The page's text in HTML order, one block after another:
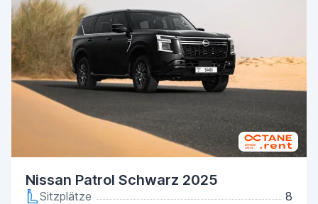
Nissan Patrol Schwarz 2025
Sitzplätze
8